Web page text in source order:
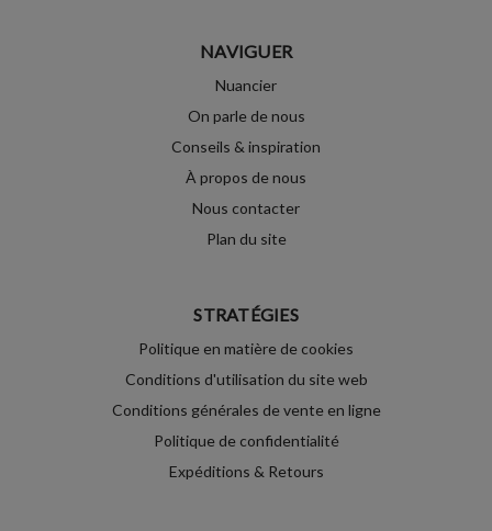
NAVIGUER
Nuancier
On parle de nous
Conseils & inspiration
À propos de nous
Nous contacter
Plan du site
STRATÉGIES
Politique en matière de cookies
Conditions d'utilisation du site web
Conditions générales de vente en ligne
Politique de confidentialité
Expéditions & Retours